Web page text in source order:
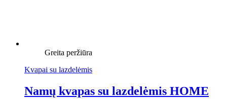
Greita peržiūra
Kvapai su lazdelėmis
Namų kvapas su lazdelėmis HOME